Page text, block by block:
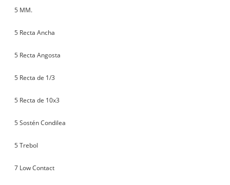
5 MM.
5 Recta Ancha
5 Recta Angosta
5 Recta de 1/3
5 Recta de 10x3
5 Sostén Condilea
5 Trebol
7 Low Contact